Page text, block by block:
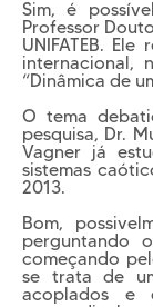
Sim, é
Professor
UNIFATEB.
internacional,
“Dinâmica de
O tema
pesquisa, Dr.
Vagner já
sistemas
2013.
Bom,
perguntando
começando
se trata de
acoplados e